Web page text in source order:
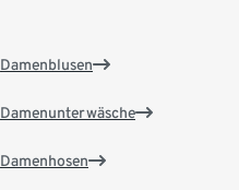
Damenblusen
Damenunterwäsche
Damenhosen